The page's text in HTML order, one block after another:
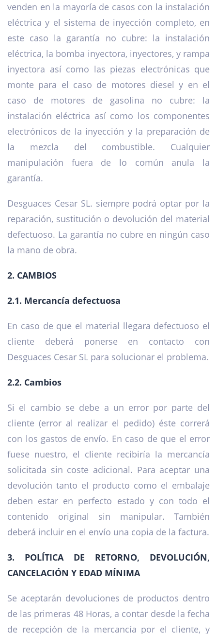
venden en la mayoría de casos con la instalación
eléctrica y el sistema de inyección completo, en
este caso la garantía no cubre: la instalación
eléctrica, la bomba inyectora, inyectores, y rampa
inyectora así como las piezas electrónicas que
monte para el caso de motores diesel y en el
caso de motores de gasolina no cubre: la
instalación eléctrica así como los componentes
electrónicos de la inyección y la preparación de
la mezcla del combustible. Cualquier
manipulación fuera de lo común anula la
garantía.
Desguaces Cesar SL. siempre podrá optar por la
reparación, sustitución o devolución del material
defectuoso. La garantía no cubre en ningún caso
la mano de obra.
2. CAMBIOS
2.1. Mercancía defectuosa
En caso de que el material llegara defectuoso el
cliente deberá ponerse en contacto con
Desguaces Cesar SL para solucionar el problema.
2.2. Cambios
Si el cambio se debe a un error por parte del
cliente (error al realizar el pedido) éste correrá
con los gastos de envío. En caso de que el error
fuese nuestro, el cliente recibiría la mercancía
solicitada sin coste adicional. Para aceptar una
devolución tanto el producto como el embalaje
deben estar en perfecto estado y con todo el
contenido original sin manipular. También
deberá incluir en el envío una copia de la factura.
3. POLÍTICA DE RETORNO, DEVOLUCIÓN,
CANCELACIÓN Y EDAD MÍNIMA
Se aceptarán devoluciones de productos dentro
de las primeras 48 Horas, a contar desde la fecha
de recepción de la mercancía por el cliente, y